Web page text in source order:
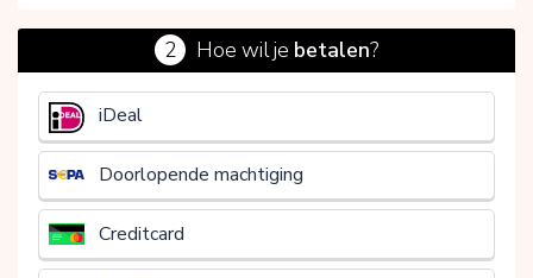
€
2 Hoe wil je betalen?
iDeal
Doorlopende machtiging
Creditcard